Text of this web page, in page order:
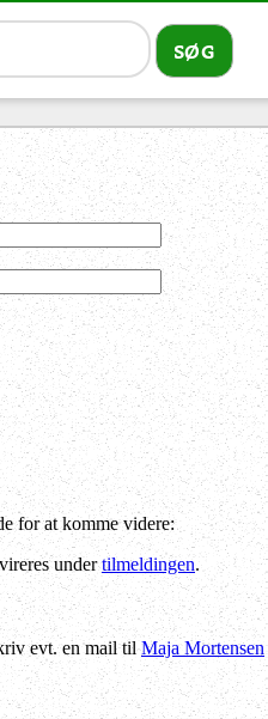
for at komme videre:
undertilmeldingen.
evt. en mail tilMaja Mortensen